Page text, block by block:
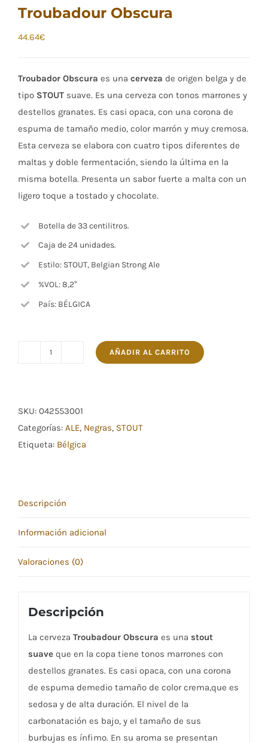
Troubadour Obscura
44.64€
Troubador Obscura es una cerveza de origen belga y de
tipo STOUT suave. Es una cerveza con tonos marrones y
destellos granates. Es casi opaca, con una corona de
espuma de tamaño medio, color marrón y muy cremosa.
Esta cerveza se elabora con cuatro tipos diferentes de
maltas y doble fermentación, siendo la última en la
misma botella. Presenta un sabor fuerte a malta con un
ligero toque a tostado y chocolate.
Botella de 33 centilitros.
Caja de 24 unidades.
Estilo: STOUT, Belgian Strong Ale
%VOL: 8,2°
País: BÉLGICA
Troubadour
AÑADIR AL CARRITO
SKU: 042553001
Categorías: ALE, Negras, STOUT
Etiqueta: Bélgica
Descripción
Información adicional
Valoraciones (0)
Descripción
La cerveza Troubadour Obscura es una stout
suaveque en la copa tiene tonos marrones con
destellos granates. Es casi opaca, con una corona
de espuma demedio tamaño de color crema,que es
sedosa y de alta duración. El nivel de la
carbonatación es bajo, y el tamaño de sus
burbujas es ínfimo. En su aroma se presentan